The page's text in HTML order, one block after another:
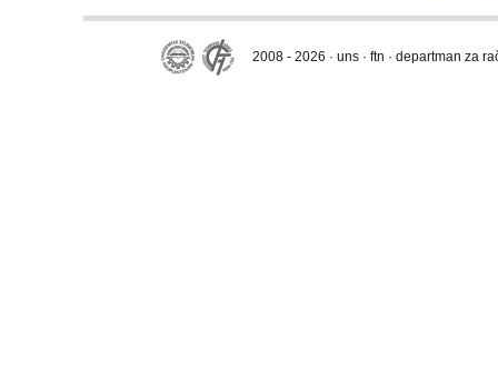
2008 - 2026 · uns · ftn · departman za